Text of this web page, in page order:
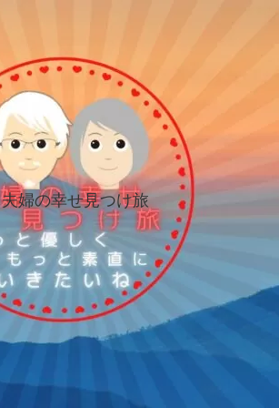
夫婦の幸せ見つけ旅